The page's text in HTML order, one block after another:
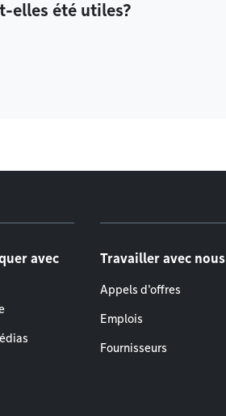
elles été utiles?
avec
Travailler avec nous
Appels d'offres
Emplois
Fournisseurs